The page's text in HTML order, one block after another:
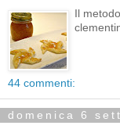
Il
44 commenti:
domenica 6